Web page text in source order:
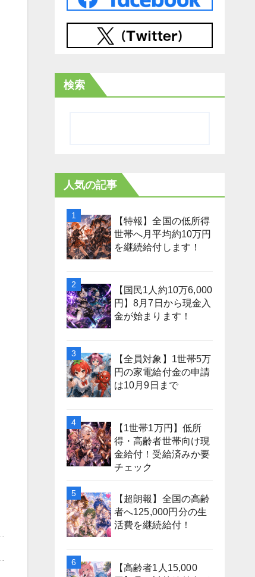
検索
人気の記事
【特報】全国の低所得
世帯へ月平均約10万円
を継続給付します！
【国民1人約10万6,000
円】8月7日から現金入
金が始まります！
【全員対象】1世帯5万
円の家電給付金の申請
は10月9日まで
【1世帯1万円】低所
得・高齢者世帯向け現
金給付！受給済みか要
チェック
【超朗報】全国の高齢
者へ125,000円分の生
活費を継続給付！
【高齢者1人15,000